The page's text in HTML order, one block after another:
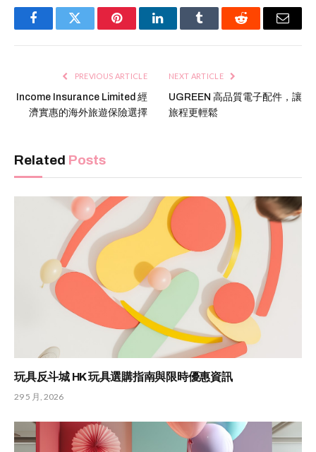
FacebookTwitter PinterestLinkedInTumblr Reddit Email
PREVIOUS ARTICLE
Income Insurance Limited 經
濟實惠的海外旅遊保險選擇
NEXT ARTICLE
UGREEN 高品質電子配件，讓
旅程更輕鬆
Related Posts
玩具反斗城 HK 玩具選購指南與限時優惠資訊
29 5 月, 2026